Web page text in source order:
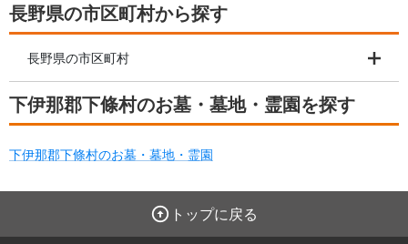
長野県の市区町村から探す
長野県の市区町村
下伊那郡下條村のお墓・墓地・霊園を探す
下伊那郡下條村のお墓・墓地・霊園
トップに戻る